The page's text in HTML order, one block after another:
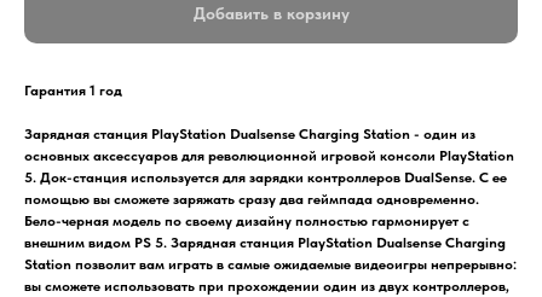
Добавить в корзину
Гарантия 1 год
Зарядная станция PlayStation Dualsense Charging Station - один из
основных аксессуаров для революционной игровой консоли PlayStation
5. Док-станция используется для зарядки контроллеров DualSense. С ее
помощью вы сможете заряжать сразу два геймпада одновременно.
Бело-черная модель по своему дизайну полностью гармонирует с
внешним видом PS 5. Зарядная станция PlayStation Dualsense Charging
Station позволит вам играть в самые ожидаемые видеоигры непрерывно:
вы сможете использовать при прохождении один из двух контроллеров,